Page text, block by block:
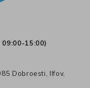
09:00-15:00)
Dobroesti, Ilfov,